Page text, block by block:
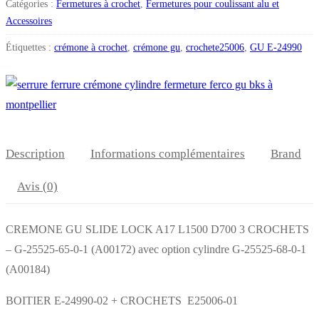
SLIDE
L1500
Catégories : Fermetures à crochet, Fermetures pour coulissant alu et
Accessoires
Étiquettes : crémone à crochet, crémone gu, crochete25006, GU E-24990
Description Informations complémentaires Brand
Avis (0)
CREMONE GU SLIDE LOCK A17 L1500 D700 3 CROCHETS
– G-25525-65-0-1 (A00172) avec option cylindre G-25525-68-0-1
(A00184)
BOITIER E-24990-02 + CROCHETS E25006-01